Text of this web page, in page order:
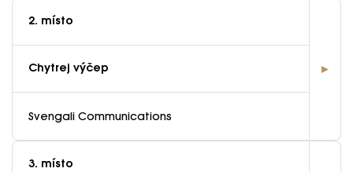
2. místo
Chytrej výčep
Svengali Communications
3. místo